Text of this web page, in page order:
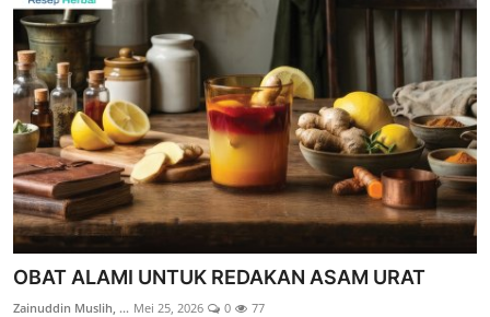
OBAT ALAMI UNTUK REDAKAN ASAM URAT
Zainuddin Muslih, ... Mei 25, 2026 0 77